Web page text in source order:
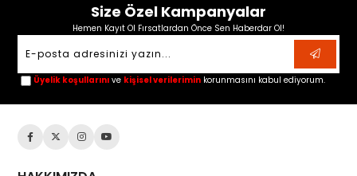
Size Özel Kampanyalar
Hemen Kayıt Ol Fırsatlardan Önce Sen Haberdar Ol!
Üyelik koşullarını ve kişisel verilerimin korunmasını kabul ediyorum.